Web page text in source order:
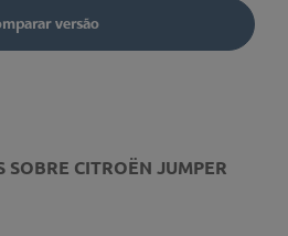
versão
SOBRE CITROËN JUMPER